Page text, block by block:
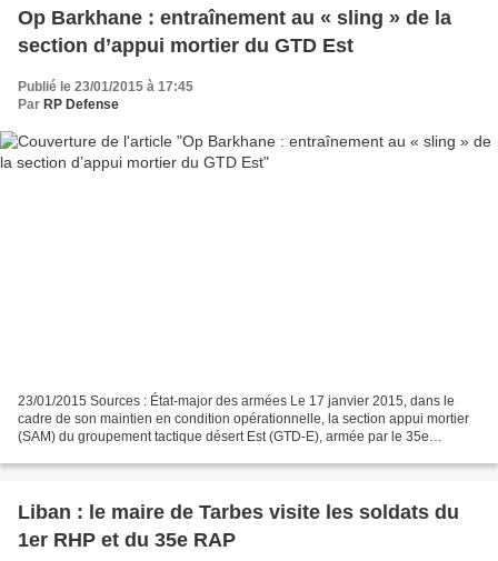
Op Barkhane : entraînement au « sling » de la
section d’appui mortier du GTD Est
Publié le 23/01/2015 à 17:45
Par RP Defense
23/01/2015 Sources : État-major des armées Le 17 janvier 2015, dans le
cadre de son maintien en condition opérationnelle, la section appui mortier
(SAM) du groupement tactique désert Est (GTD-E), armée par le 35e
Liban : le maire de Tarbes visite les soldats du
1er RHP et du 35e RAP